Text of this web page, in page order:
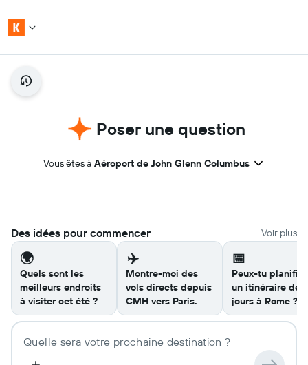
Poser une question
Vous êtes à Aéroport de John Glenn Columbus
Des idées pour commencer Voir plus
🌍
Quels sont les
meilleurs endroits
à visiter cet été ?
✈️
Montre-moi des
vols directs depuis
CMH vers Paris.
📅
Peux-tu planifier
un itinéraire de 5
jours à Rome ?